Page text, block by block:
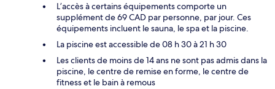
L’accès à certains équipements comporte un
supplément de 69 CAD par personne, par jour. Ces
équipements incluent le sauna, le spa et la piscine.
La piscine est accessible de 08 h 30 à 21 h 30
Les clients de moins de 14 ans ne sont pas admis dans la
piscine, le centre de remise en forme, le centre de
fitness et le bain à remous